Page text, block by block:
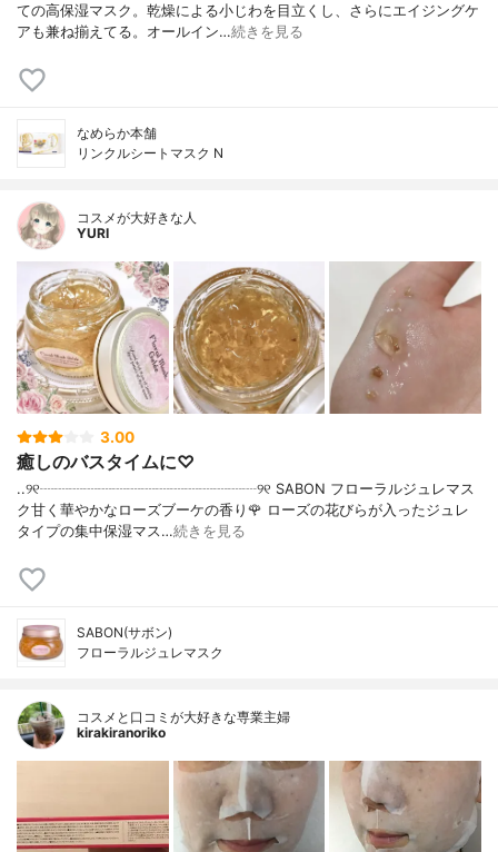
ての高保湿マスク。乾燥による小じわを目立くし、さらにエイジングケ
アも兼ね揃えてる。オールイン…続きを見る
なめらか本舗
リンクルシートマスク N
コスメが大好きな人
YURI
3.00
癒しのバスタイムに♡
..୨୧┈┈┈┈┈┈┈┈┈┈┈┈┈┈┈୨୧ SABON フローラルジュレマス
ク甘く華やかなローズブーケの香り🌹 ローズの花びらが入ったジュレ
タイプの集中保湿マス…続きを見る
SABON(サボン)
フローラルジュレマスク
コスメと口コミが大好きな専業主婦
kirakiranoriko